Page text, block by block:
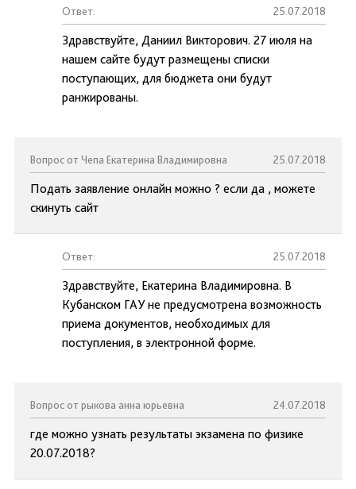
Ответ: 25.07.2018
Здравствуйте, Даниил Викторович. 27 июля на
нашем сайте будут размещены списки
поступающих, для бюджета они будут
ранжированы.
Вопрос от Чепа Екатерина Владимировна 25.07.2018
Подать заявление онлайн можно ? если да , можете
скинуть сайт
Ответ: 25.07.2018
Здравствуйте, Екатерина Владимировна. В
Кубанском ГАУ не предусмотрена возможность
приема документов, необходимых для
поступления, в электронной форме.
Вопрос от рыкова анна юрьевна 24.07.2018
где можно узнать результаты экзамена по физике
20.07.2018?